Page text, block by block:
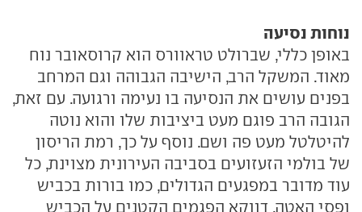
נוחות נסיעה
באופן כללי, שברולט טראוורס הוא קרוסאובר נוח
מאוד. המשקל הרב, הישיבה הגבוהה וגם המרחב
בפנים עושים את הנסיעה בו נעימה ורגועה. עם זאת,
הגובה הרב פוגם מעט ביציבות שלו והוא נוטה
להיטלטל מעט פה ושם. נוסף על כך, רמת הריסון
של בולמי הזעזועים בסביבה העירונית מצוינת, כל
עוד מדובר במפגעים הגדולים, כמו בורות בכביש
ופסי האטה. דווקא הפגמים הקטנים על הכביש